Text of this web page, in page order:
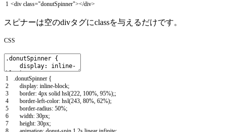
1 <div class="donutSpinner"></div>
スピナーは空のdivタグにclassを与えるだけです。
CSS
1
2
3
4
5
6
7
.donutSpinner {
display: inline-block;
border: 4px solid hsl(222, 100%, 95%);;
border-left-color: hsl(243, 80%, 62%);
border-radius: 50%;
width: 30px;
height: 30px;